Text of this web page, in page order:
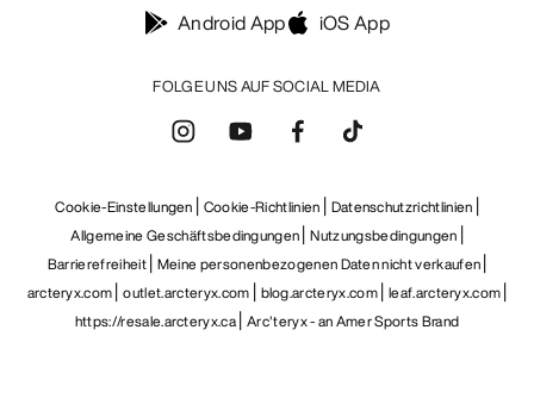
FOLGE UNS AUF SOCIAL MEDIA
Android App iOS App
Cookie-Einstellungen Cookie-Richtlinien Datenschutzrichtlinien
Allgemeine Geschäftsbedingungen Nutzungsbedingungen
Barrierefreiheit Meine personenbezogenen Daten nicht verkaufen
arcteryx.com outlet.arcteryx.com blog.arcteryx.com leaf.arcteryx.com
https://resale.arcteryx.ca Arc'teryx - an Amer Sports Brand